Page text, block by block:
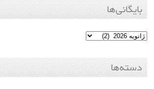
بایگانی‌ها
دسته‌ها